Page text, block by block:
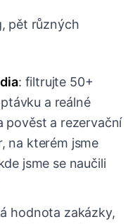
pět různých
: filtrujte 50+
a reálné
pověst a rezervační
na kterém jsme
jsme se naučili
hodnota zakázky,